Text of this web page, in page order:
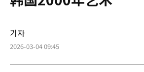
기자
2026-03-04 09:45